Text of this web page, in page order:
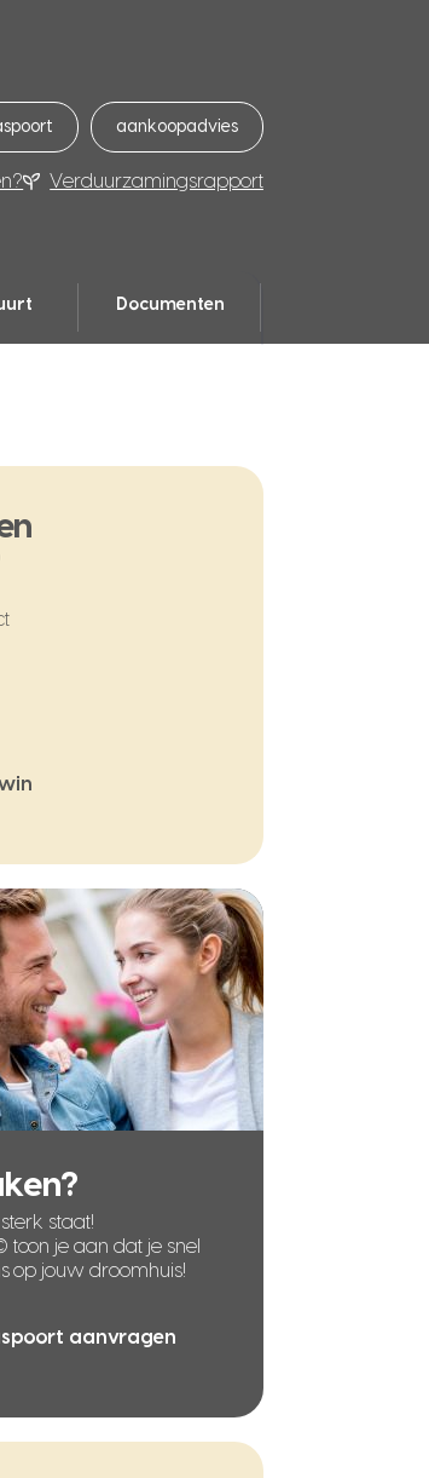
aankoopadvies
Verduurzamingsrapport
Documenten
staat!
toon je aan dat je snel
op jouw droomhuis!
aanvragen